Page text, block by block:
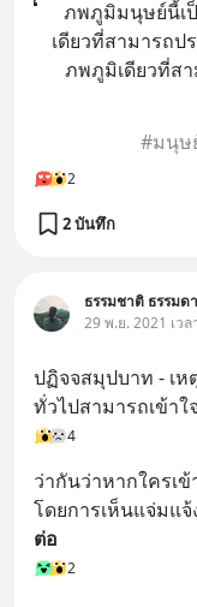
ภพภูมิมนุษย์นี้เ
เดียวที่สามารถป
ภพภูมิเดียวที่ส
#มนุษ
2
2 บันทึก
ธรรมชาติ ธรรมดา
29 พ.ย. 2021 เว
ปฏิจจสมุปบาท - เห
ทั่วไปสามารถเข้าใ
4
ว่ากันว่าหากใครเ
โดยการเห็นแจ่มแ
ต่อ
2